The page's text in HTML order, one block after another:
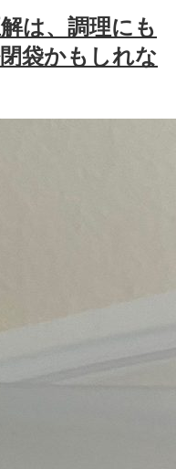
は、調理にも
袋かもしれな